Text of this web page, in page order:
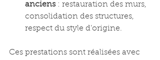
anciens : restauration des murs,
consolidation des structures,
respect du style d’origine.
Ces prestations sont réalisées avec